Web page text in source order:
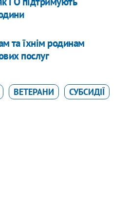
та їхнім родинам
послуг
ВЕТЕРАНИ СУБСИДІЇ